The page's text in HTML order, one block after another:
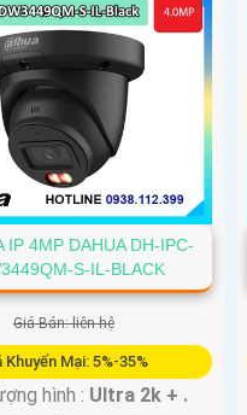
IP 4MP DAHUA DH-IPC-
S-IL-BLACK
Giá Bán: liên hệ
Khuyến Mại: 5%-35%
hình : Ultra 2k + .